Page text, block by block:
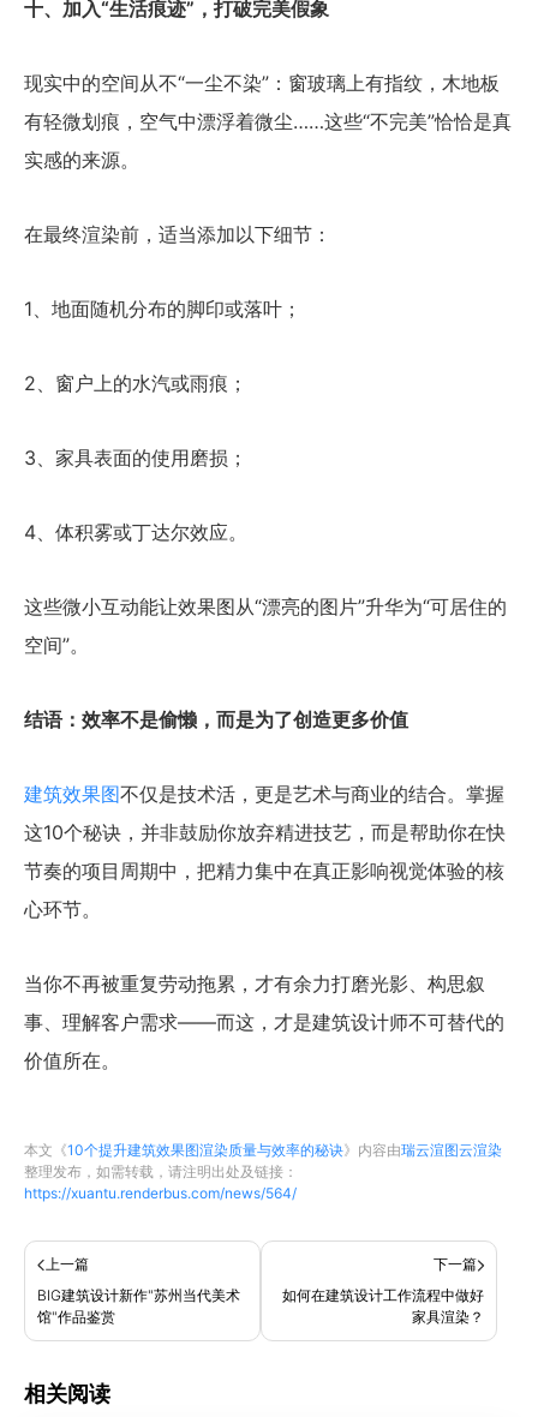
十、加入“生活痕迹”，打破完美假象
现实中的空间从不“一尘不染”：窗玻璃上有指纹，木地板
有轻微划痕，空气中漂浮着微尘……这些“不完美”恰恰是真
实感的来源。
在最终渲染前，适当添加以下细节：
1、地面随机分布的脚印或落叶；
2、窗户上的水汽或雨痕；
3、家具表面的使用磨损；
4、体积雾或丁达尔效应。
这些微小互动能让效果图从“漂亮的图片”升华为“可居住的
空间”。
结语：效率不是偷懒，而是为了创造更多价值
建筑效果图不仅是技术活，更是艺术与商业的结合。掌握
这10个秘诀，并非鼓励你放弃精进技艺，而是帮助你在快
节奏的项目周期中，把精力集中在真正影响视觉体验的核
心环节。
当你不再被重复劳动拖累，才有余力打磨光影、构思叙
事、理解客户需求——而这，才是建筑设计师不可替代的
价值所在。
本文《10个提升建筑效果图渲染质量与效率的秘诀》内容由瑞云渲图云渲染
整理发布，如需转载，请注明出处及链接：
https://xuantu.renderbus.com/news/564/
上一篇
BIG建筑设计新作"苏州当代美术
馆"作品鉴赏
下一篇
如何在建筑设计工作流程中做好
家具渲染？
相关阅读